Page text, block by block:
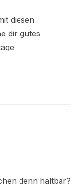
diesen
dir gutes
denn haltbar?